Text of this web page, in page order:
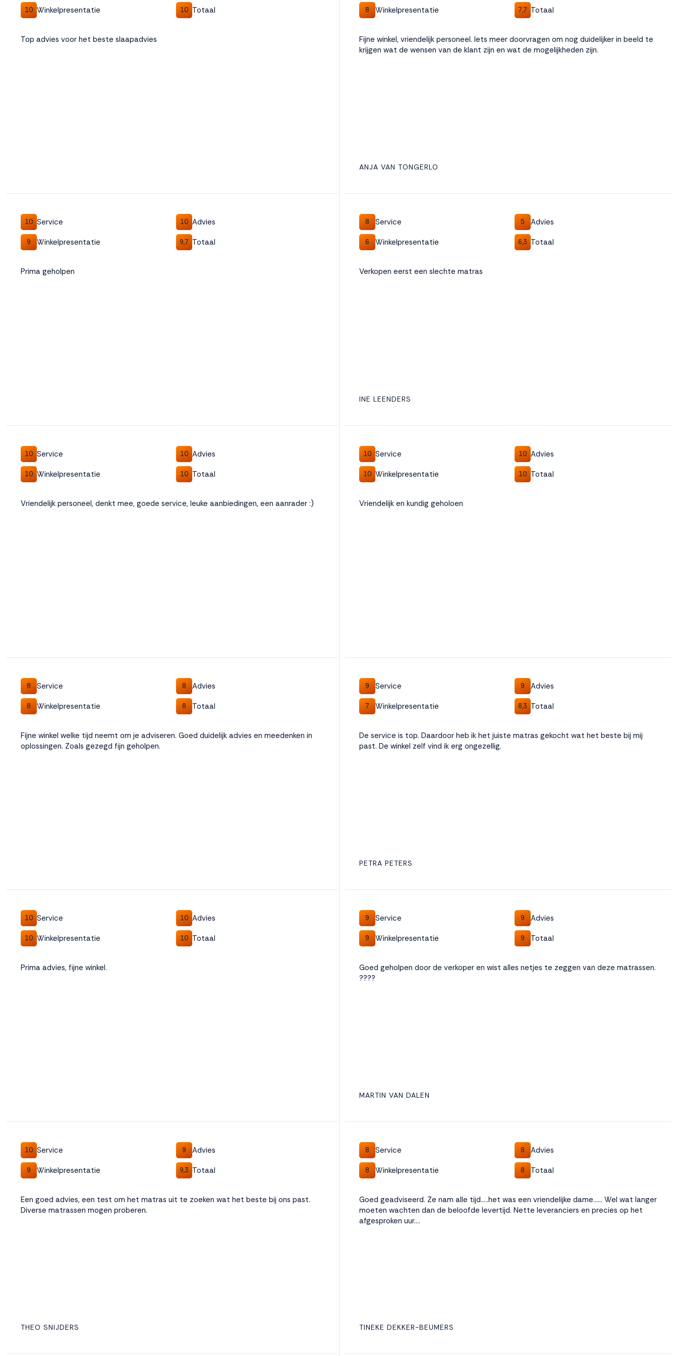
10 Winkelpresentatie 10 Totaal
Top advies voor het beste slaapadvies
8 Winkelpresentatie 7,7 Totaal
Fijne winkel, vriendelijk personeel. Iets meer doorvragen om nog duidelijker in beeld te
krijgen wat de wensen van de klant zijn en wat de mogelijkheden zijn.
ANJA VAN TONGERLO
10 Service 10 Advies
9 Winkelpresentatie 9,7 Totaal
Prima geholpen
8 Service 5 Advies
6 Winkelpresentatie 6,3 Totaal
Verkopen eerst een slechte matras
INE LEENDERS
10 Service 10 Advies
10 Winkelpresentatie 10 Totaal
Vriendelijk personeel, denkt mee, goede service, leuke aanbiedingen, een aanrader :)
10 Service 10 Advies
10 Winkelpresentatie 10 Totaal
Vriendelijk en kundig geholoen
8 Service 8 Advies
8 Winkelpresentatie 8 Totaal
Fijne winkel welke tijd neemt om je adviseren. Goed duidelijk advies en meedenken in
oplossingen. Zoals gezegd fijn geholpen.
9 Service 9 Advies
7 Winkelpresentatie 8,3 Totaal
De service is top. Daardoor heb ik het juiste matras gekocht wat het beste bij mij
past. De winkel zelf vind ik erg ongezellig.
PETRA PETERS
10 Service 10 Advies
10 Winkelpresentatie 10 Totaal
Prima advies, fijne winkel.
9 Service 9 Advies
9 Winkelpresentatie 9 Totaal
Goed geholpen door de verkoper en wist alles netjes te zeggen van deze matrassen.
????
MARTIN VAN DALEN
10 Service 9 Advies
9 Winkelpresentatie 9,3 Totaal
Een goed advies, een test om het matras uit te zoeken wat het beste bij ons past.
Diverse matrassen mogen proberen.
THEO SNIJDERS
8 Service 8 Advies
8 Winkelpresentatie 8 Totaal
Goed geadviseerd. Ze nam alle tijd…..het was een vriendelijke dame…… Wel wat langer
moeten wachten dan de beloofde levertijd. Nette leveranciers en precies op het
afgesproken uur….
TINEKE DEKKER-BEUMERS